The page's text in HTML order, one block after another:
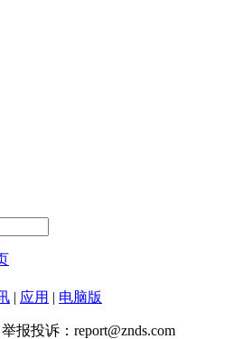
| 应用 | 电脑版
报投诉：report@znds.com